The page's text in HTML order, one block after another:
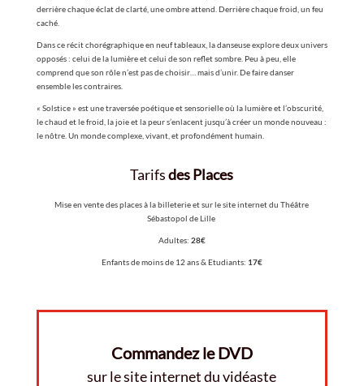
derrière chaque éclat de clarté, une ombre attend. Derrière chaque froid, un feu
caché.
Dans ce récit chorégraphique en neuf tableaux, la danseuse explore deux univers
opposés : celui de la lumière et celui de son reflet sombre. Peu à peu, elle
comprend que son rôle n’est pas de choisir… mais d’unir. De faire danser
ensemble les contraires.
« Solstice » est une traversée poétique et sensorielle où la lumière et l’obscurité,
le chaud et le froid, la joie et la peur s’enlacent jusqu’à créer un monde nouveau :
le nôtre. Un monde complexe, vivant, et profondément humain.
Tarifsdes Places
Mise en vente des places à la billeterie et sur le site internet du Théâtre
Sébastopol de Lille
Adultes: 28€
Enfants de moins de 12 ans & Etudiants: 17€
Commandez le DVD
sur le site internet du vidéaste